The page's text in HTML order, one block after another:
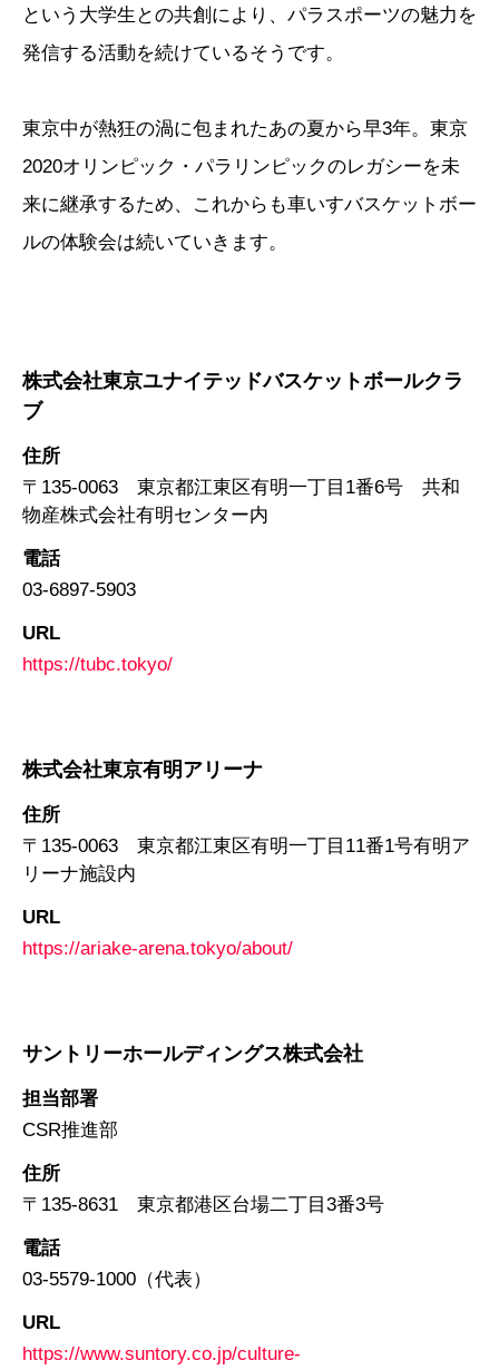
という大学生との共創により、パラスポーツの魅力を
発信する活動を続けているそうです。
東京中が熱狂の渦に包まれたあの夏から早3年。東京
2020オリンピック・パラリンピックのレガシーを未
来に継承するため、これからも車いすバスケットボー
ルの体験会は続いていきます。
株式会社東京ユナイテッドバスケットボールクラ
ブ
住所
〒135-0063 東京都江東区有明一丁目1番6号 共和
物産株式会社有明センター内
電話
03-6897-5903
URL
https://tubc.tokyo/
株式会社東京有明アリーナ
住所
〒135-0063 東京都江東区有明一丁目11番1号有明ア
リーナ施設内
URL
https://ariake-arena.tokyo/about/
サントリーホールディングス株式会社
担当部署
CSR推進部
住所
〒135-8631 東京都港区台場二丁目3番3号
電話
03-5579-1000（代表）
URL
https://www.suntory.co.jp/culture-